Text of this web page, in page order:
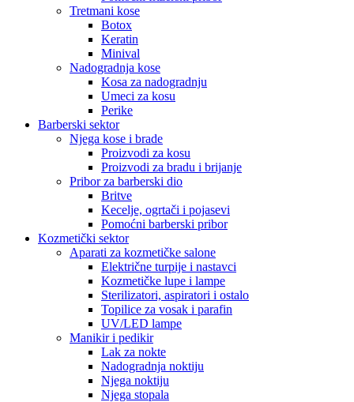
Tretmani kose
Botox
Keratin
Minival
Nadogradnja kose
Kosa za nadogradnju
Umeci za kosu
Perike
Barberski sektor
Njega kose i brade
Proizvodi za kosu
Proizvodi za bradu i brijanje
Pribor za barberski dio
Britve
Kecelje, ogrtači i pojasevi
Pomoćni barberski pribor
Kozmetički sektor
Aparati za kozmetičke salone
Električne turpije i nastavci
Kozmetičke lupe i lampe
Sterilizatori, aspiratori i ostalo
Topilice za vosak i parafin
UV/LED lampe
Manikir i pedikir
Lak za nokte
Nadogradnja noktiju
Njega noktiju
Njega stopala